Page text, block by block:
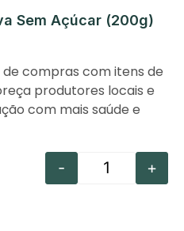
Sem Açúcar (200g)
compras com itens de
produtores locais e
com mais saúde e
- +